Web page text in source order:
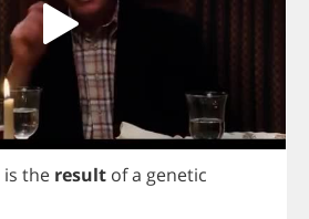
is the result ofa genetic